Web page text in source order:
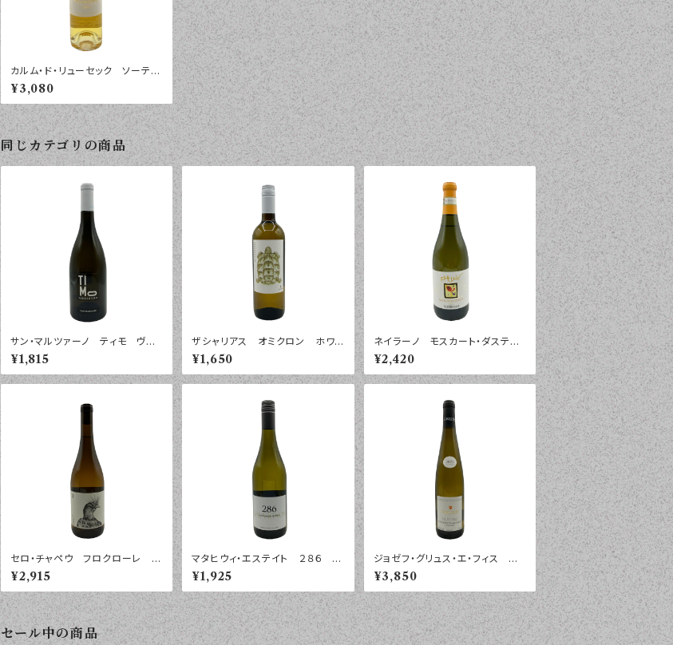
カルム・ド・リューセック ソーテル
ヌ ２０１６年 ３７５ｍｌ
¥3,080
同じカテゴリの商品
サン・マルツァーノ ティモ ヴェ
ルメンティーノ サレント ２０２５
年 ７５０ｍｌ
¥1,815
ザシャリアス オミクロン ホワイ
ト ペロポネソス ２０２４年 ７
５０ｍｌ
¥1,650
ネイラーノ モスカート・ダステ
ィ ピツレ ２０２４年 ７５０ｍｌ
¥2,420
セロ・チャペウ フロクローレ ブ
ランコ リベラ ２０２５年 ７５０
ｍｌ
¥2,915
マタヒウィ・エステイト ２８６ ソ
ーヴィニヨン・ブラン ワイララ
パ ２０２４年 ７５０ｍｌ
¥1,925
ジョゼフ・グリュス・エ・フィス ゲ
ヴュルツトラミネール レ・ロッシ
ュ ２０２３年 ７５０ｍｌ
¥3,850
セール中の商品